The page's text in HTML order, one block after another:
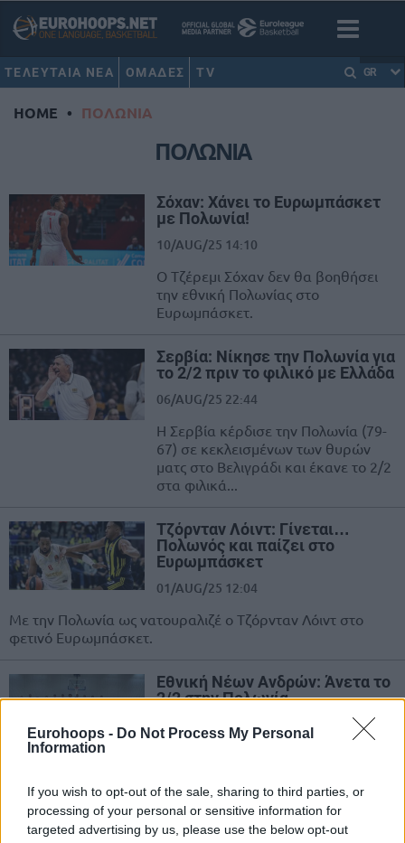
Eurohoops - Do Not Process My Personal
Information
If you wish to opt-out of the sale, sharing to third parties, or
processing of your personal or sensitive information for
targeted advertising by us, please use the below opt-out
ΤΕΛΕΥΤΑΙΑ ΝΕΑ ΟΜΑΔΕΣ TV GR
HOME • ΠΟΛΩΝΙΑ
ΠΟΛΩΝΙΑ
Σόχαν: Χάνει το Ευρωμπάσκετ
με Πολωνία!
10/AUG/25 14:10
Ο Τζέρεμι Σόχαν δεν θα βοηθήσει
την εθνική Πολωνίας στο
Ευρωμπάσκετ.
Σερβία: Νίκησε την Πολωνία για
το 2/2 πριν το φιλικό με Ελλάδα
06/AUG/25 22:44
Η Σερβία κέρδισε την Πολωνία (79-
67) σε κεκλεισμένων των θυρών
ματς στο Βελιγράδι και έκανε το 2/2
στα φιλικά...
Τζόρνταν Λόιντ: Γίνεται…
Πολωνός και παίζει στο
Ευρωμπάσκετ
01/AUG/25 12:04
Με την Πολωνία ως νατουραλιζέ ο Τζόρνταν Λόιντ στο
φετινό Ευρωμπάσκετ.
Εθνική Νέων Ανδρών: Άνετα το
2/2 στην Πολωνία
16/JUN/25 19:23
και στο δεύτερο φιλικό και
επιστρέφει στην Ελλάδα...